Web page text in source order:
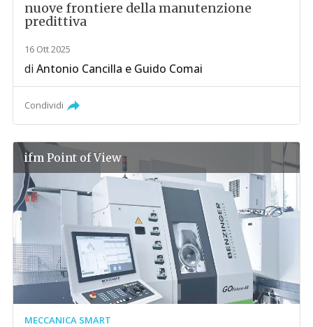
nuove frontiere della manutenzione
predittiva
16 Ott 2025
diAntonio Cancilla e Guido Comai
Condividi
ifm Point of View
MECCANICA SMART